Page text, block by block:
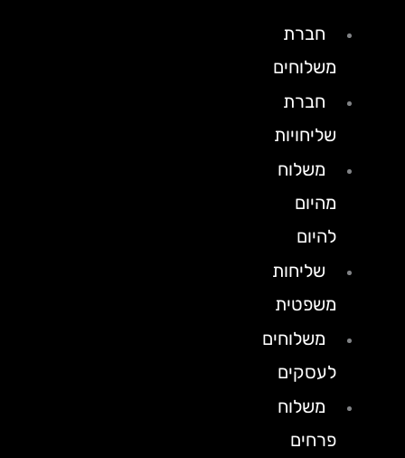
חברת
משלוחים
חברת
שליחויות
משלוח
מהיום
להיום
שליחות
משפטית
משלוחים
לעסקים
משלוח
פרחים